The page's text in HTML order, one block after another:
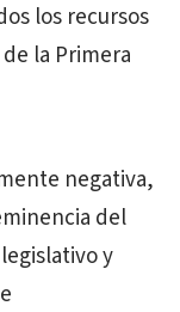
los recursos
la Primera
negativa,
del
y